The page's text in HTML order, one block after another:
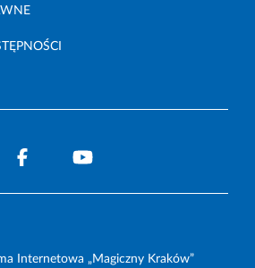
Internetowa „Magiczny Kraków”